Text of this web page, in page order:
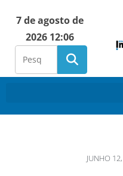
7 de agosto de
2026 12:06
JUNHO